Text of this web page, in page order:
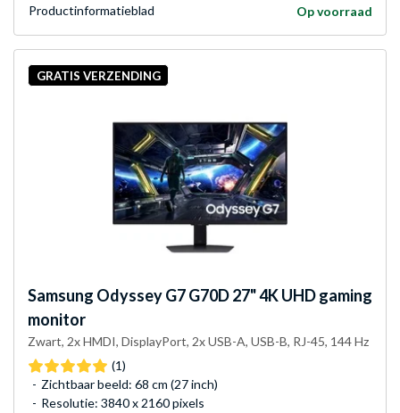
Op voorraad
Product­informatieblad
GRATIS VERZENDING
Samsung Odyssey G7 G70D 27" 4K UHD gaming
monitor
Zwart, 2x HMDI, DisplayPort, 2x USB-A, USB-B, RJ-45, 144 Hz
(1)
Zichtbaar beeld: 68 cm (27 inch)
Resolutie: 3840 x 2160 pixels